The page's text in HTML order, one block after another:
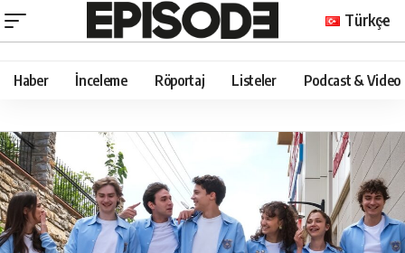
Türkçe
Haber İnceleme Röportaj Listeler Podcast & Video